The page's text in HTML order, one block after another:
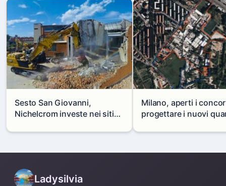
Sesto San Giovanni,
Nichelcrom investe nei siti
capannone per fare spazio a
Milano, aperti i
progettare i nuovi
Mare
Ladysilvia